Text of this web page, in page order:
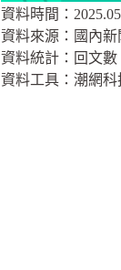
資料時間：
資料來源：國內
資料統計：回文數
資料工具：潮網